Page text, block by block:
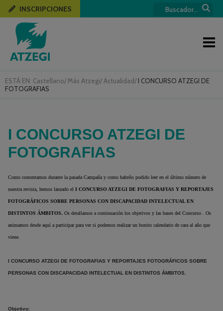
ESTÁ EN: Castellano/ Más Atzegi/ Actualidad/ I CONCURSO ATZEGI DE
FOTOGRAFIAS
INSCRIPCIONES
I CONCURSO ATZEGI DE
FOTOGRAFIAS
Como comentamos durante la pasada Campaña y como habréis podido leer en el último número de
nuestra revista, hemos lanzado el I CONCURSO ATZEGI DE FOTOGRAFIAS Y REPORTAJES
FOTOGRÁFICOS SOBRE PERSONAS CON DISCAPACIDAD INTELECTUAL EN
DISTINTOS ÁMBITOS. Os detallamos a continuación los objetivos y las bases del Concurso . Os
animamos desde aquí a participar para ver si podemos realizar un bonito calendario de cara al año que
viene.
I CONCURSO ATZEGI DE FOTOGRAFIAS Y REPORTAJES FOTOGRÁFICOS SOBRE
PERSONAS CON DISCAPACIDAD INTELECTUAL EN DISTINTOS ÁMBITOS.
Objetivo: